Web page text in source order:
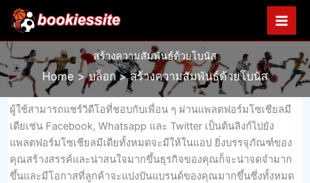
Skip
content
สร้างความสัมพันธ์ด้วยโบนัส
Home บล็อก สร้างความสัมพันธ์ด้วยโบนัส
ผู้ใช้สามารถแชร์วิดีโอที่ชอบกับเพื่อน ๆ ผ่านแพลตฟอร์มโซเชียลมี
เดียเช่น Facebook, Whatsapp และ Twitter เป็นต้นลิงก์ไปยัง
แพลตฟอร์มโซเชียลมีเดียทั้งหมดจะมีให้ในแอป ยิ่งบรรจุภัณฑ์ของ
คุณสร้างสรรค์และน่าสนใจมากขึ้นธุรกิจของคุณก็จะน่าจดจำมาก
ขึ้นและมีโอกาสที่ลูกค้าจะแบ่งปันแบรนด์ของคุณมากขึ้นซึ่งทั้งหมด